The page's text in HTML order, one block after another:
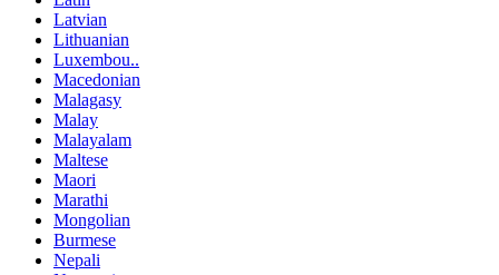
Latvian
Lithuanian
Luxembou..
Macedonian
Malagasy
Malay
Malayalam
Maltese
Maori
Marathi
Mongolian
Burmese
Nepali